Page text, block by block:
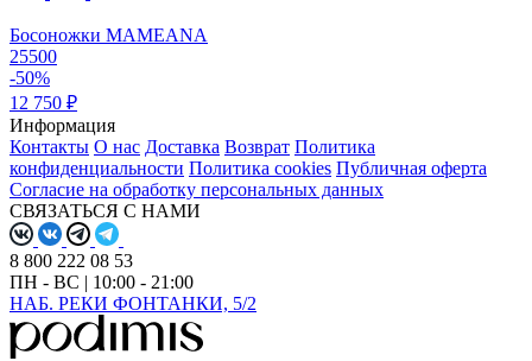
Босоножки MAMEANA
25500
-50%
12 750 ₽
Информация
Контакты О нас Доставка Возврат Политика
конфиденциальности Политика cookies Публичная оферта
Согласие на обработку персональных данных
СВЯЗАТЬСЯ С НАМИ
8 800 222 08 53
ПН - ВС | 10:00 - 21:00
НАБ. РЕКИ ФОНТАНКИ, 5/2